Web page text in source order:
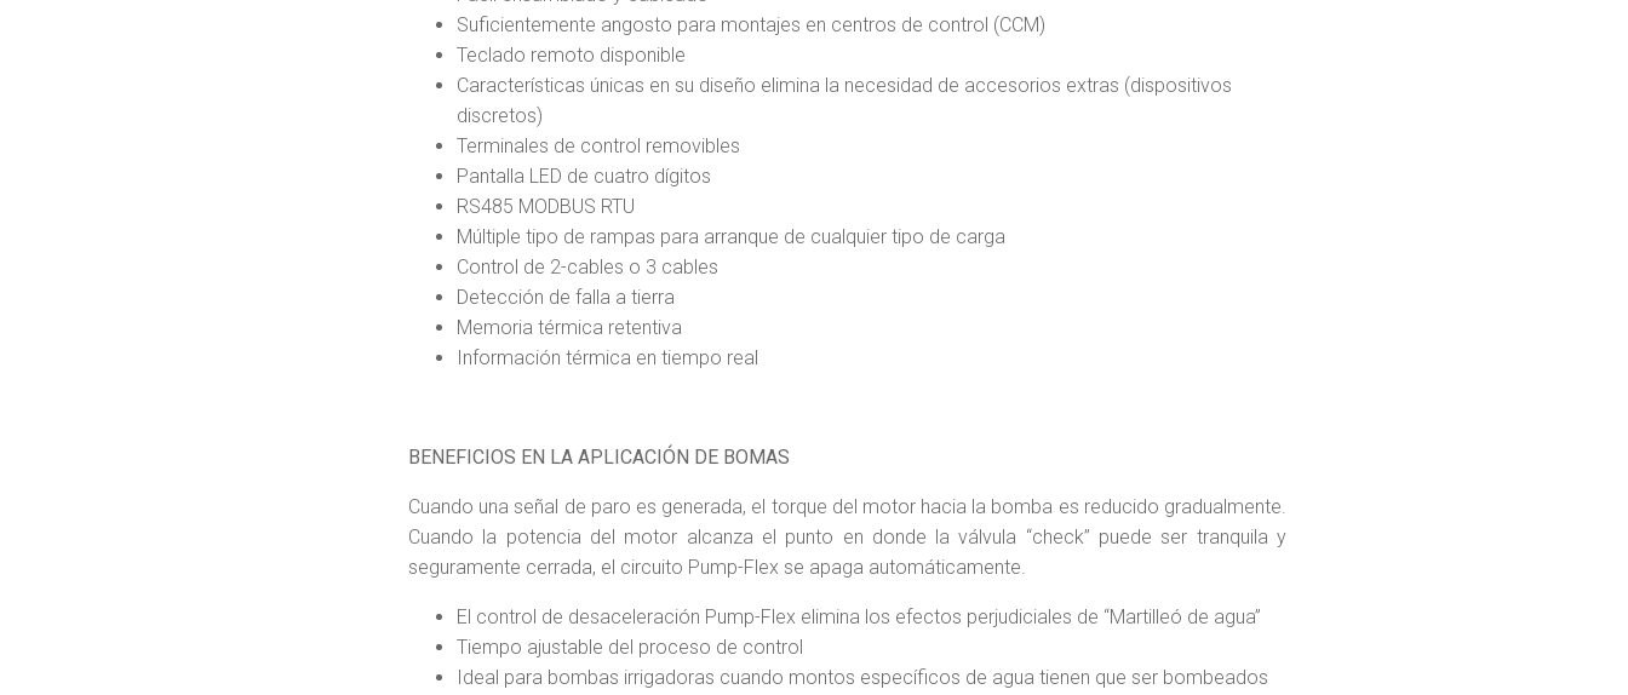
Suficientemente angosto para montajes en centros de control (CCM)
Teclado remoto disponible
Características únicas en su diseño elimina la necesidad de accesorios extras (dispositivos
discretos)
Terminales de control removibles
Pantalla LED de cuatro dígitos
RS485 MODBUS RTU
Múltiple tipo de rampas para arranque de cualquier tipo de carga
Control de 2-cables o 3 cables
Detección de falla a tierra
Memoria térmica retentiva
Información térmica en tiempo real
BENEFICIOS EN LA APLICACIÓN DE BOMAS
Cuando una señal de paro es generada, el torque del motor hacia la bomba es reducido gradualmente.
Cuando la potencia del motor alcanza el punto en donde la válvula “check” puede ser tranquila y
seguramente cerrada, el circuito Pump-Flex se apaga automáticamente.
El control de desaceleración Pump-Flex elimina los efectos perjudiciales de “Martilleó de agua”
Tiempo ajustable del proceso de control
Ideal para bombas irrigadoras cuando montos específicos de agua tienen que ser bombeados